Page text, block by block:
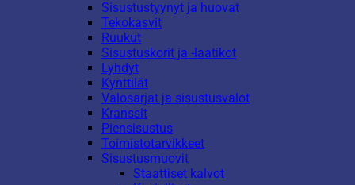
Sisustustyynyt ja huovat
Tekokasvit
Ruukut
Sisustuskorit ja -laatikot
Lyhdyt
Kynttilät
Valosarjat ja sisustusvalot
Kranssit
Piensisustus
Toimistotarvikkeet
Sisustusmuovit
Staattiset kalvot